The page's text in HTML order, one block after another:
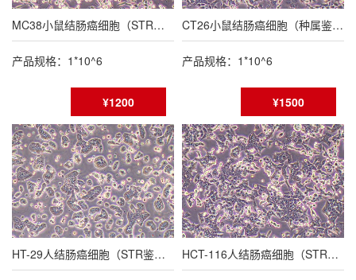
MC38小鼠结肠癌细胞（STR鉴定报告/种属鉴定报告）
产品规格：1*10^6
¥1200
CT26小鼠结肠癌细胞（种属鉴定报告/STR鉴定报告）
产品规格：1*10^6
¥1500
HT-29人结肠癌细胞（STR鉴定报告） HCT-116人结肠癌细胞（STR鉴定报告）